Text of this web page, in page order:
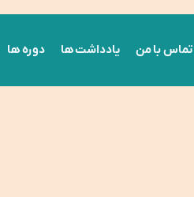
تماس با من یادداشت ها دوره ها